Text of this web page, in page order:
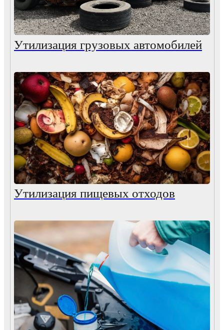
Утилизация грузовых автомобилей
Утилизация пищевых отходов